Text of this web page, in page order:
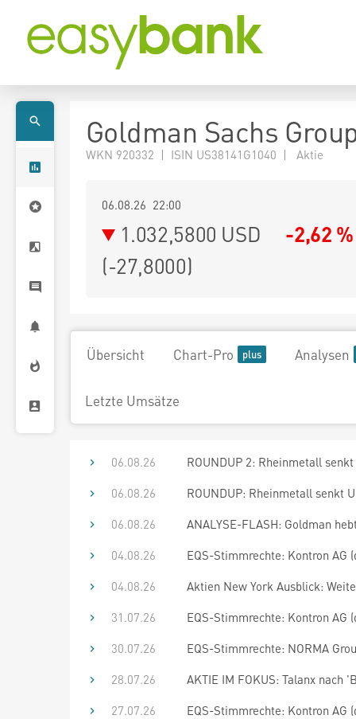
Goldman Sachs
WKN 920332 | ISIN US38141G1040 | Aktie
06.08.26 22:00
1.032,5800 USD
-2,62 %
(-27,8000)
Übersicht Chart-Pro Analysen
Letzte Umsätze
06.08.26
ROUNDUP 2: Rheinmetall
06.08.26
ROUNDUP: Rheinmetall senkt
06.08.26
ANALYSE-FLASH: Goldman
04.08.26
EQS-Stimmrechte: Kontron AG
04.08.26
Aktien New York Ausblick:
31.07.26
EQS-Stimmrechte: Kontron AG
30.07.26
EQS-Stimmrechte: NORMA
28.07.26
AKTIE IM FOKUS: Talanx nach
27.07.26
EQS-Stimmrechte: Kontron AG